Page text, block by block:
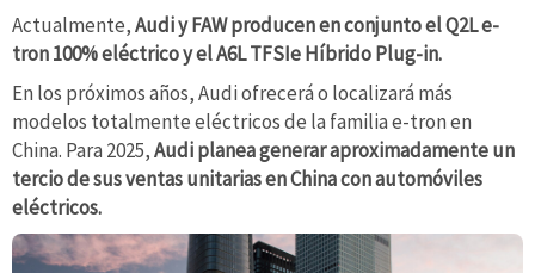
Actualmente,Audi y FAW producen en conjunto el Q2L e-
tron 100% eléctrico y el A6L TFSIe Híbrido Plug-in.
En los próximos años, Audi ofrecerá o localizará más
modelos totalmente eléctricos de la familia e-tron en
China. Para 2025,Audi planea generar aproximadamente un
tercio de sus ventas unitarias en China con automóviles
eléctricos.